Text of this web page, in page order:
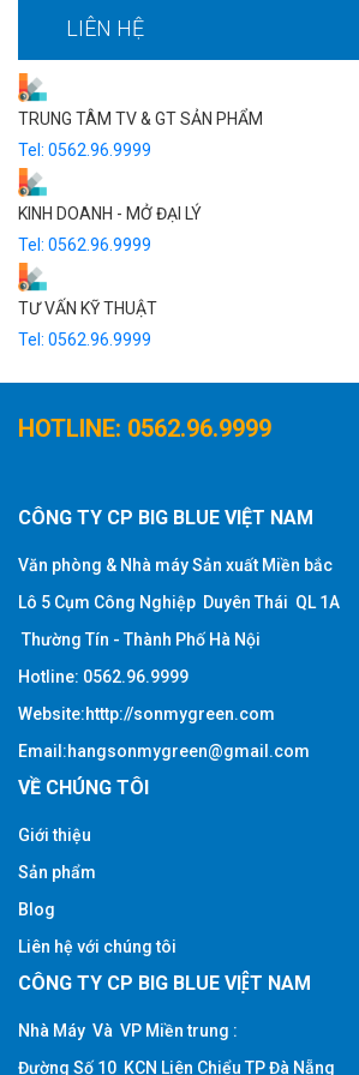
SƠN CHỐNG THẤM
BỘT BẢ
SƠN TRANG TRÍ
LIÊN HỆ
TRUNG TÂM TV & GT SẢN PHẨM
Tel: 0562.96.9999
KINH DOANH - MỞ ĐẠI LÝ
Tel: 0562.96.9999
TƯ VẤN KỸ THUẬT
Tel: 0562.96.9999
HOTLINE: 0562.96.9999
CÔNG TY CP BIG BLUE VIỆT NAM
Văn phòng & Nhà máy Sản xuất Miền bắc
Lô 5 Cụm Công Nghiệp Duyên Thái QL 1A
Thường Tín - Thành Phố Hà Nội
Hotline: 0562.96.9999
Website:htttp://sonmygreen.com
Email:hangsonmygreen@gmail.com
VỀ CHÚNG TÔI
Giới thiệu
Sản phẩm
Blog
Liên hệ với chúng tôi
CÔNG TY CP BIG BLUE VIỆT NAM
Nhà Máy Và VP Miền trung :
Đường Số 10 KCN Liên Chiểu TP Đà Nẵng